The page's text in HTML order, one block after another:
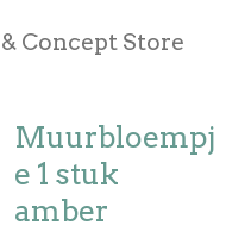
Concept Store
Muurbloempj
e 1 stuk
amber